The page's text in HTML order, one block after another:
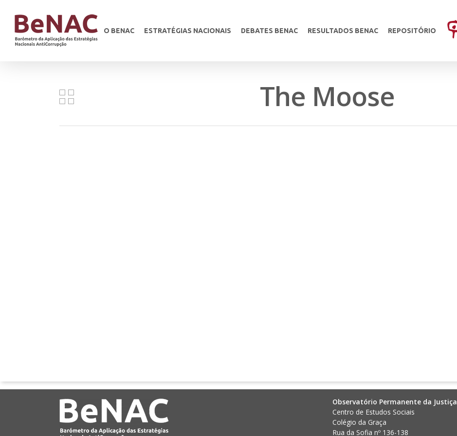
O BENAC ESTRATÉGIAS NACIONAIS DEBATES BENAC RESULTADOS BENAC REPOSITÓRIO
The Moose
Observatório Permanente da Justiça
Centro de Estudos Sociais
Colégio da Graça
Rua da Sofia nº 136-138